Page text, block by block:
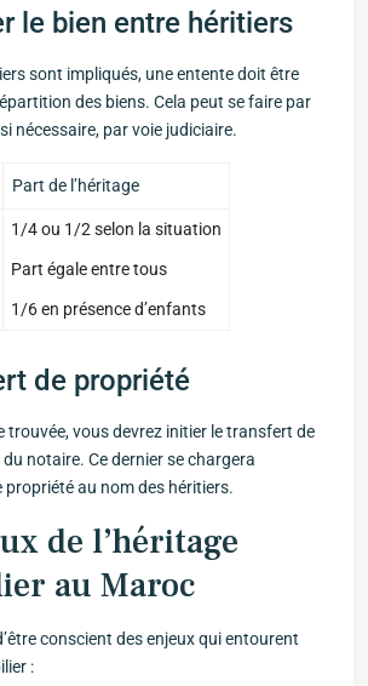
le bien entre​ héritiers
sont impliqués, une entente doit être
des biens. Cela peut se faire par
nécessaire, par voie⁣ judiciaire.
Part de l’héritage
1/4 ou 1/2 selon la ⁢situation
Part égale entre tous
1/6 en présence d’enfants
de propriété
trouvée, vous devrez initier le transfert de
notaire. Ce dernier⁣ se chargera
propriété au‍ nom des héritiers.
‌de l’héritage
au Maroc
conscient des enjeux qui entourent
: